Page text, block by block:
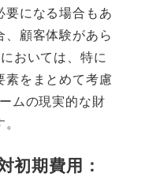
要になる場合もあ
、顧客体験があら
おいては、特に
素をまとめて考慮
ムの現実的な財
初期費用：